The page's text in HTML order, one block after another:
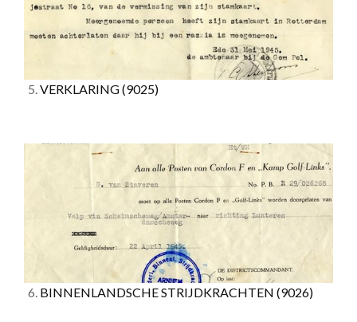
5.VERKLARING(9025)
6. BINNENLANDSCHE STRIJDKRACHTEN (9026)